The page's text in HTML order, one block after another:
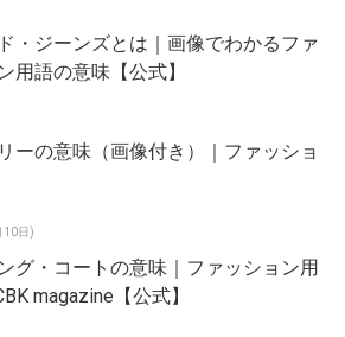
・ジーンズとは｜画像でわかるファ
用語の意味【公式】
ーの意味（画像付き）｜ファッショ
10日)
グ・コートの意味｜ファッション用
magazine【公式】